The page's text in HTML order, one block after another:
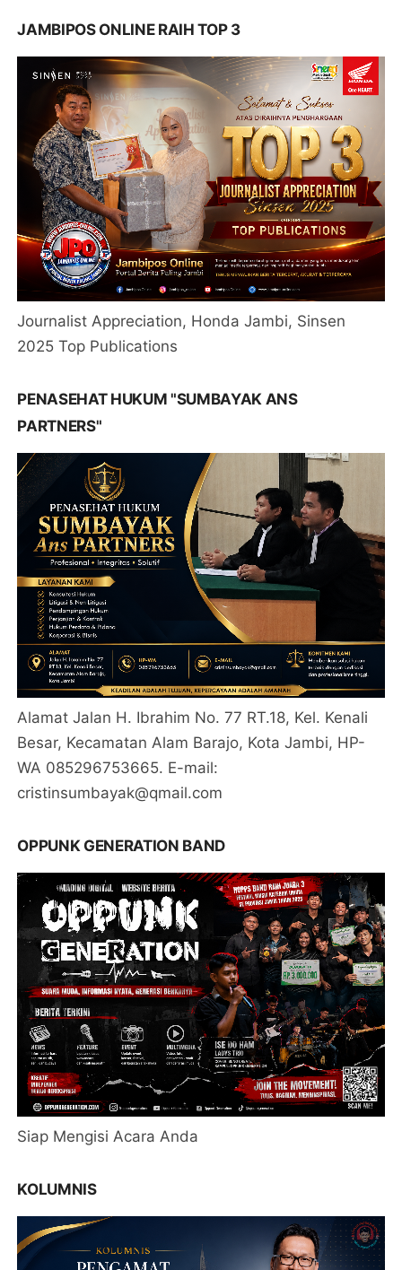
JAMBIPOS ONLINE RAIH TOP 3
Journalist Appreciation, Honda Jambi, Sinsen
2025 Top Publications
PENASEHAT HUKUM "SUMBAYAK ANS
PARTNERS"
Alamat Jalan H. Ibrahim No. 77 RT.18, Kel. Kenali
Besar, Kecamatan Alam Barajo, Kota Jambi, HP-
WA 085296753665. E-mail:
cristinsumbayak@qmail.com
OPPUNK GENERATION BAND
Siap Mengisi Acara Anda
KOLUMNIS